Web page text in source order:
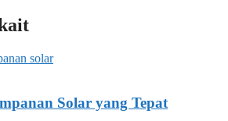
Solar yang Tepat